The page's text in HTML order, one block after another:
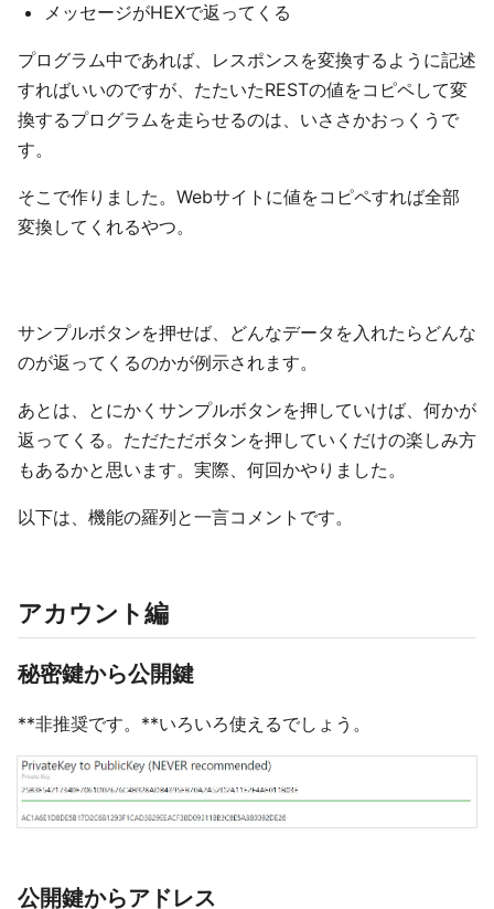
メッセージがHEXで返ってくる
プログラム中であれば、レスポンスを変換するように記述
すればいいのですが、たたいたRESTの値をコピペして変
換するプログラムを走らせるのは、いささかおっくうで
す。
そこで作りました。Webサイトに値をコピペすれば全部
変換してくれるやつ。
サンプルボタンを押せば、どんなデータを入れたらどんな
のが返ってくるのかが例示されます。
あとは、とにかくサンプルボタンを押していけば、何かが
返ってくる。ただただボタンを押していくだけの楽しみ方
もあるかと思います。実際、何回かやりました。
以下は、機能の羅列と一言コメントです。
アカウント編
秘密鍵から公開鍵
**非推奨です。**いろいろ使えるでしょう。
公開鍵からアドレス